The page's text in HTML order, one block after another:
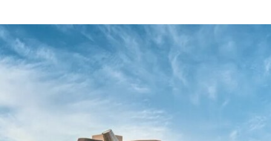
1901年的作品《母性》（Motherhood
）。这张照
片由巴勒斯坦摄影记者阿里·贾达拉（Ali
Jadallah）于2024年3月以色列围困加沙希法医院
期间拍摄。两名抗议者隶属于“青年诉求”（Youth
Demand），该组织由气候行动组织“停止石油”
（Just Stop Oil）的学生分支发展而来。行动中，
两人高声呼吁英国停止与以色列的贸易往来。随